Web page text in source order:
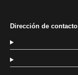
Dirección de contacto